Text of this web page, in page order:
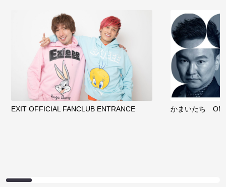
EXIT OFFICIAL FANCLUB ENTRANCE かまいたち